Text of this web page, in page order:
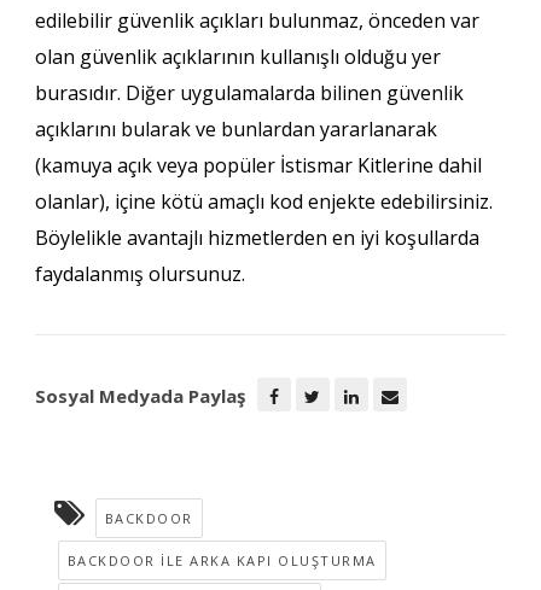
edilebilir güvenlik açıkları bulunmaz, önceden var
olan güvenlik açıklarının kullanışlı olduğu yer
burasıdır. Diğer uygulamalarda bilinen güvenlik
açıklarını bularak ve bunlardan yararlanarak
(kamuya açık veya popüler İstismar Kitlerine dahil
olanlar), içine kötü amaçlı kod enjekte edebilirsiniz.
Böylelikle avantajlı hizmetlerden en iyi koşullarda
faydalanmış olursunuz.
Sosyal Medyada Paylaş
BACKDOOR
BACKDOOR ILE ARKA KAPI OLUŞTURMA